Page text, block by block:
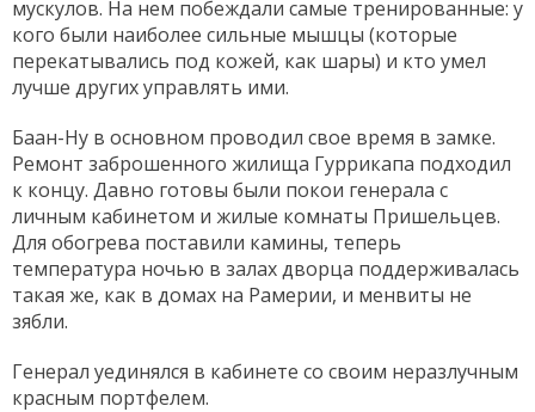
мускулов. На нем побеждали самые тренированные: у
кого были наиболее сильные мышцы (которые
перекатывались под кожей, как шары) и кто умел
лучше других управлять ими.
Баан-Ну в основном проводил свое время в замке.
Ремонт заброшенного жилища Гуррикапа подходил
к концу. Давно готовы были покои генерала с
личным кабинетом и жилые комнаты Пришельцев.
Для обогрева поставили камины, теперь
температура ночью в залах дворца поддерживалась
такая же, как в домах на Рамерии, и менвиты не
зябли.
Генерал уединялся в кабинете со своим неразлучным
красным портфелем.